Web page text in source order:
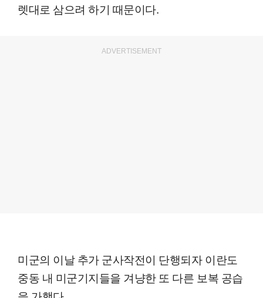
렛대로 삼으려 하기 때문이다.
ADVERTISEMENT
미군의 이날 추가 군사작전이 단행되자 이란도
중동 내 미군기지들을 겨냥한 또 다른 보복 공습